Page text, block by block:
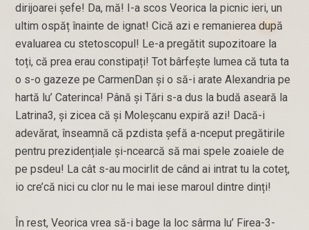
dirijoarei șefe! Da, mă! I-a scos Veorica la picnic ieri, un
ultim ospăț înainte de ignat! Cică azi e remanierea după
evaluarea cu stetoscopul! Le-a pregătit supozitoare la
toți, că prea erau constipați! Tot bârfește lumea că tuta ta
o s-o gazeze pe CarmenDan și o să-i arate Alexandria pe
hartă lu’ Caterinca! Până și Tări s-a dus la budă aseară la
Latrina3, și zicea că și Moleșcanu expiră azi! Dacă-i
adevărat, înseamnă că pzdista șefă a-nceput pregătirile
pentru prezidențiale și-ncearcă să mai spele zoaiele de
pe psdeu! La cât s-au mocirlit de când ai intrat tu la coteț,
io cre’că nici cu clor nu le mai iese maroul dintre dinți!
În rest, Veorica vrea să-i bage la loc sârma lu’ Firea-3-